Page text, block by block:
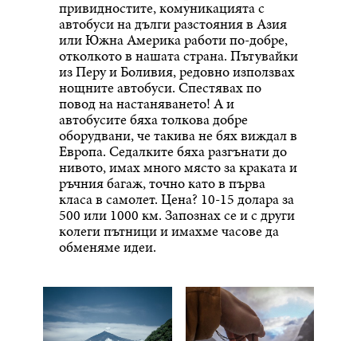
привидностите, комуникацията с
автобуси на дълги разстояния в Азия
или Южна Америка работи по-добре,
отколкото в нашата страна. Пътувайки
из Перу и Боливия, редовно използвах
нощните автобуси. Спестявах по
повод на настаняването! А и
автобусите бяха толкова добре
оборудвани, че такива не бях виждал в
Европа. Седалките бяха разгънати до
нивото, имах много място за краката и
ръчния багаж, точно като в първа
класа в самолет. Цена? 10-15 долара за
500 или 1000 км. Запознах се и с други
колеги пътници и имахме часове да
обменяме идеи.